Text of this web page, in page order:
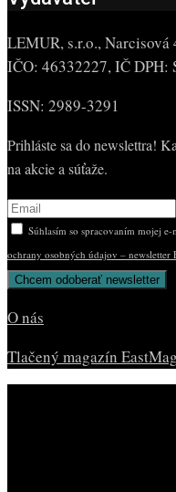
LEMUR, s.r.o., Narcisová
IČO: 46332227, IČ DPH:
ISSN: 2989-3291
Prihláste sa do newslettra!
na akcie a súťaže.
Súhlasím so spracovaním mojej
ochrany osobných údajov – newsletter
O nás
Tlačený magazín